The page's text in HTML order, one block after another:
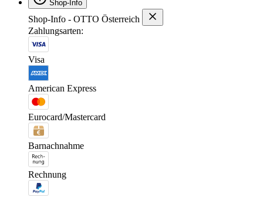
Shop-Info
Shop-Info - OTTO Österreich
Zahlungsarten:
Visa
American Express
Eurocard/Mastercard
Barnachnahme
Rechnung